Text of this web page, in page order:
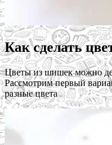
Как сделать
Цветы из шишек можно
Рассмотрим первый
разные цвета